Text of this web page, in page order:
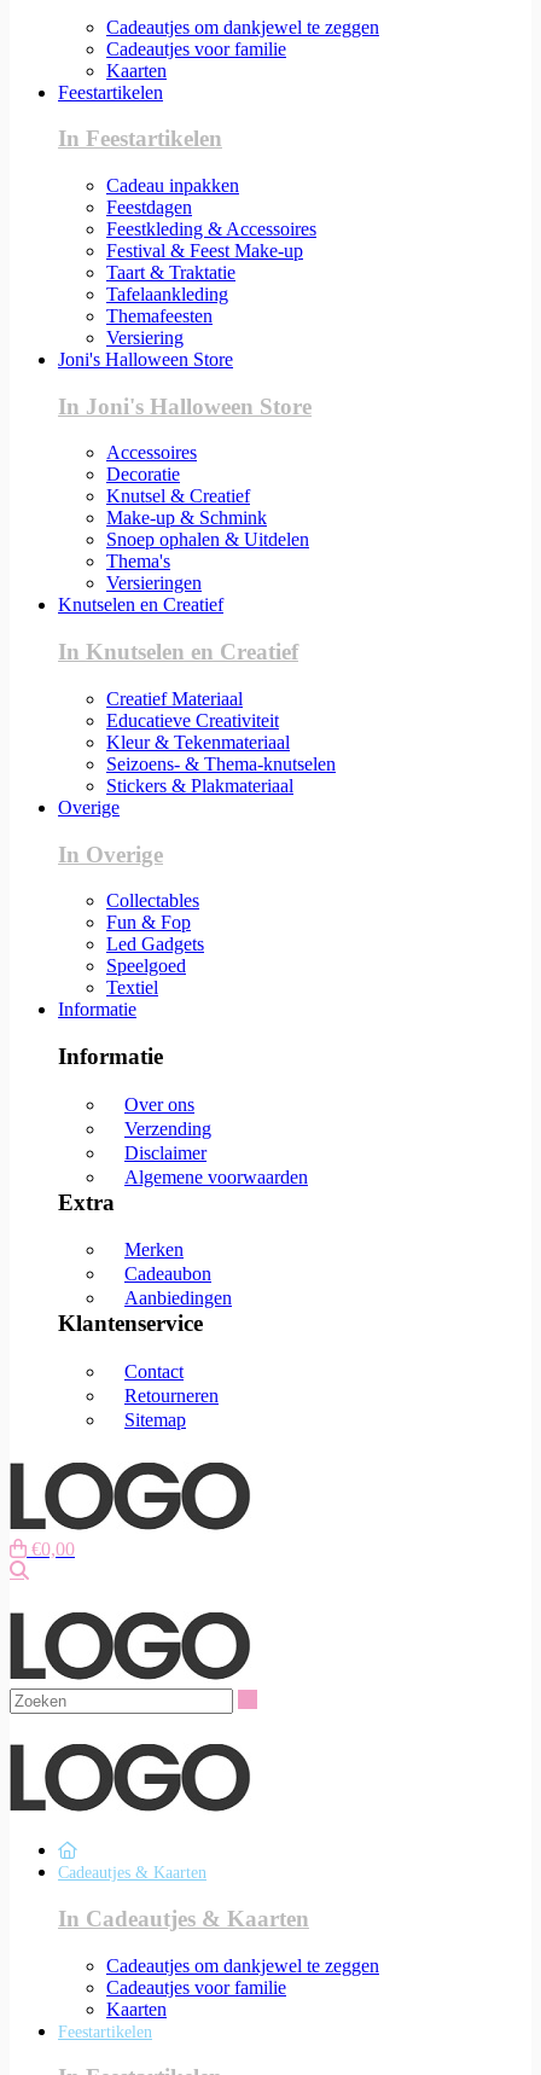
Cadeautjes om dankjewel te zeggen
Cadeautjes voor familie
Kaarten
Feestartikelen
In Feestartikelen
Cadeau inpakken
Feestdagen
Feestkleding & Accessoires
Festival & Feest Make-up
Taart & Traktatie
Tafelaankleding
Themafeesten
Versiering
Joni's Halloween Store
In Joni's Halloween Store
Accessoires
Decoratie
Knutsel & Creatief
Make-up & Schmink
Snoep ophalen & Uitdelen
Thema's
Versieringen
Knutselen en Creatief
In Knutselen en Creatief
Creatief Materiaal
Educatieve Creativiteit
Kleur & Tekenmateriaal
Seizoens- & Thema-knutselen
Stickers & Plakmateriaal
Overige
In Overige
Collectables
Fun & Fop
Led Gadgets
Speelgoed
Textiel
Informatie
Informatie
Over ons
Verzending
Disclaimer
Algemene voorwaarden
Extra
Merken
Cadeaubon
Aanbiedingen
Klantenservice
Contact
Retourneren
Sitemap
€0,00
Cadeautjes & Kaarten
In Cadeautjes & Kaarten
Cadeautjes om dankjewel te zeggen
Cadeautjes voor familie
Kaarten
Feestartikelen